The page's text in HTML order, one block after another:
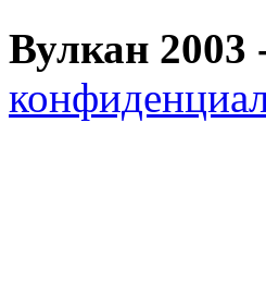
Вулкан